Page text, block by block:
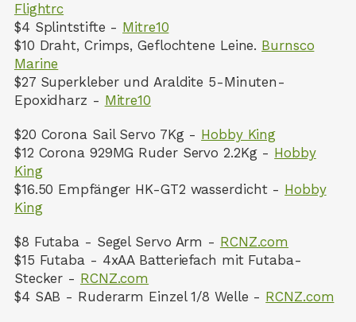
Flightrc
$4 Splintstifte - Mitre10
$10 Draht, Crimps, Geflochtene Leine. Burnsco
Marine
$27 Superkleber und Araldite 5-Minuten-
Epoxidharz - Mitre10
$20 Corona Sail Servo 7Kg - Hobby King
$12 Corona 929MG Ruder Servo 2.2Kg - Hobby
King
$16.50 Empfänger HK-GT2 wasserdicht - Hobby
King
$8 Futaba - Segel Servo Arm - RCNZ.com
$15 Futaba - 4xAA Batteriefach mit Futaba-
Stecker - RCNZ.com
$4 SAB - Ruderarm Einzel 1/8 Welle - RCNZ.com